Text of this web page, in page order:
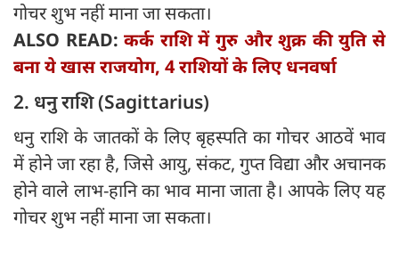
गोचर शुभ नहीं माना जा सकता।
ALSO READ:कर्क राशि में गुरु और शुक्र की युति से
बना ये खास राजयोग, 4 राशियों के लिए धनवर्षा
2. धनु राशि (Sagittarius)
धनु राशि के जातकों के लिए बृहस्पति का गोचर आठवें भाव
में होने जा रहा है, जिसे आयु, संकट, गुप्त विद्या और अचानक
होने वाले लाभ-हानि का भाव माना जाता है। आपके लिए यह
गोचर शुभ नहीं माना जा सकता।